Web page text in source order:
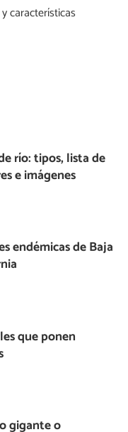
características
río: tipos, lista de
e imágenes
endémicas de Baja
que ponen
gigante o